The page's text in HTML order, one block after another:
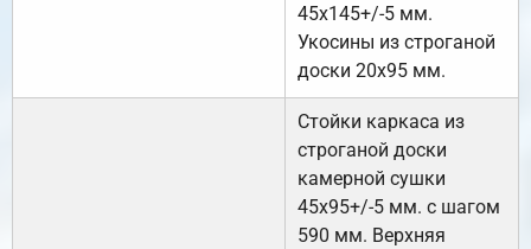
45х145+/-5 мм.
Укосины из строганой
доски 20х95 мм.
Стойки каркаса из
строганой доски
камерной сушки
45х95+/-5 мм. с шагом
590 мм. Верхняя